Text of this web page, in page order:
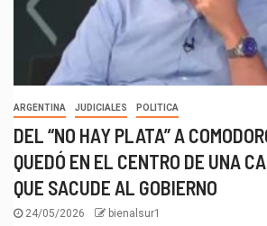
ARGENTINA JUDICIALES POLITICA
DEL “NO HAY PLATA” A
QUEDÓ EN EL CENTRO DE UNA
QUE SACUDE AL GOBIERNO
24/05/2026 bienalsur1